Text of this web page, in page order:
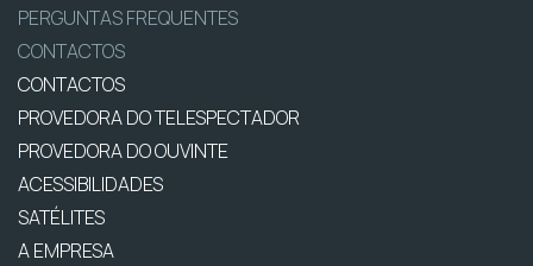
PERGUNTAS FREQUENTES
CONTACTOS
CONTACTOS
PROVEDORA DO TELESPECTADOR
PROVEDORA DO OUVINTE
ACESSIBILIDADES
SATÉLITES
A EMPRESA